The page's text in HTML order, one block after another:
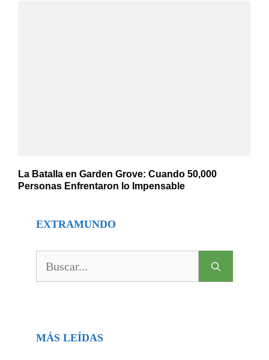
La Batalla en Garden Grove: Cuando 50,000
Personas Enfrentaron lo Impensable
EXTRAMUNDO
MÁS LEÍDAS